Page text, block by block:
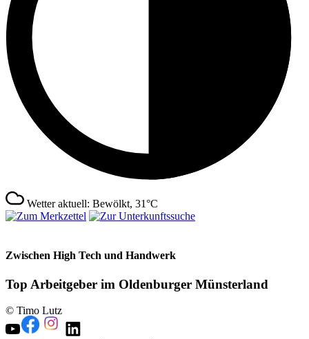
Wetter aktuell: Bewölkt, 31°C
Zwischen High Tech und Handwerk
Top Arbeitgeber im Oldenburger Münsterland
© Timo Lutz